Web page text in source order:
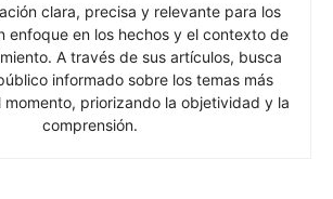
clara, precisa y relevante para los
enfoque en los hechos y el contexto de
A través de sus artículos, busca
informado sobre los temas más
momento, priorizando la objetividad y la
comprensión.